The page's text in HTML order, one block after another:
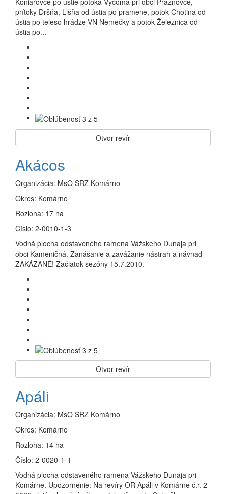
prítoky Dršňa, Lišňa od ústia po pramene, potok Chotina od
ústia po teleso hrádze VN Nemečky a potok Železnica od
ústia po...
Otvor revír
Akácos
Organizácia: MsO SRZ Komárno
Okres: Komárno
Rozloha: 17 ha
Číslo: 2-0010-1-3
Vodná plocha odstaveného ramena Vážskeho Dunaja pri
obci Kameničná. Zanášanie a zavážanie nástrah a návnad
ZAKÁZANÉ! Začiatok sezóny 15.7.2010.
Otvor revír
Apáli
Organizácia: MsO SRZ Komárno
Okres: Komárno
Rozloha: 14 ha
Číslo: 2-0020-1-1
Vodná plocha odstaveného ramena Vážskeho Dunaja pri
Komárne. Upozornenie: Na revíry OR Apáli v Komárne č.r. 2-